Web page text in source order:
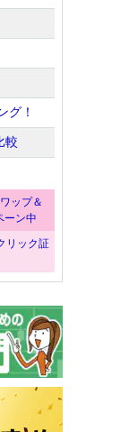
グ！
較
ップ＆
ーン中
リック証